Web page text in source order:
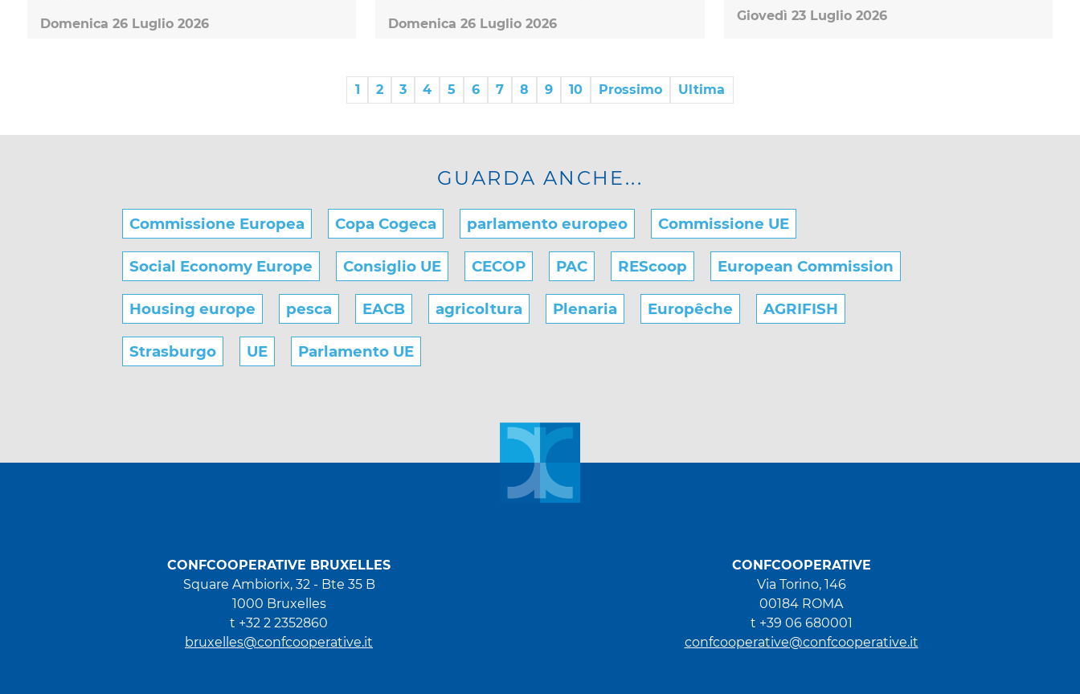
Domenica 26 Luglio 2026 Domenica 26 Luglio 2026
Giovedì 23 Luglio 2026
1 2 3 4 5 6 7 8 9 10 Prossimo Ultima
GUARDA ANCHE...
Commissione Europea Copa Cogeca parlamento europeo Commissione UE
Social Economy Europe Consiglio UE CECOP PAC REScoop European Commission
Housing europe pesca EACB agricoltura Plenaria Europêche AGRIFISH
Strasburgo UE Parlamento UE
CONFCOOPERATIVE BRUXELLES
Square Ambiorix, 32 - Bte 35 B
1000 Bruxelles
t +32 2 2352860
bruxelles@confcooperative.it
CONFCOOPERATIVE
Via Torino, 146
00184 ROMA
t +39 06 680001
confcooperative@confcooperative.it